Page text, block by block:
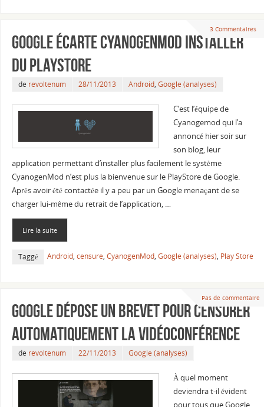
3 Commentaires
Google écarte CyanogenMod Installer
du Playstore
de revoltenum 28/11/2013 Android, Google (analyses)
C’est l’équipe de
Cyanogemod qui l’a
annoncé hier soir sur
son blog, leur
application permettant d’installer plus facilement le système
CyanogenMod n’est plus la bienvenue sur le PlayStore de Google.
Après avoir été contactée il y a peu par un Google menaçant de se
charger lui-même du retrait de l’application, …
Lire la suite
Taggé Android, censure, CyanogenMod, Google (analyses), Play Store
Pas de commentaire
Google dépose un brevet pour censurer
automatiquement la vidéoconférence
de revoltenum 22/11/2013 Google (analyses)
À quel moment
deviendra t-il évident